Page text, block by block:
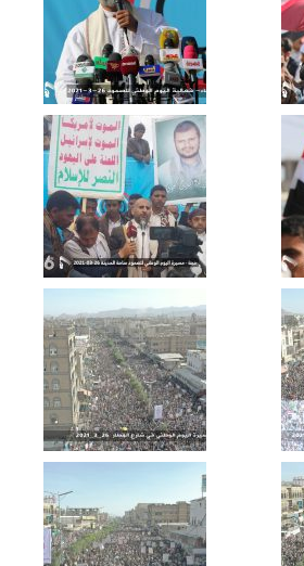
– حلقة خاصة من الساحل
اليوم الوطني للصمود
الثامن
المجد – فرقة الشهيد القائد
– القول السديد 1443هـ
رسائل أبطال الجيش واللجان
من جبهات الجوف بمناسبة اليوم
2022م
مجاهدو الجيش واللجان
2022م
أبطال الجيش واللجان